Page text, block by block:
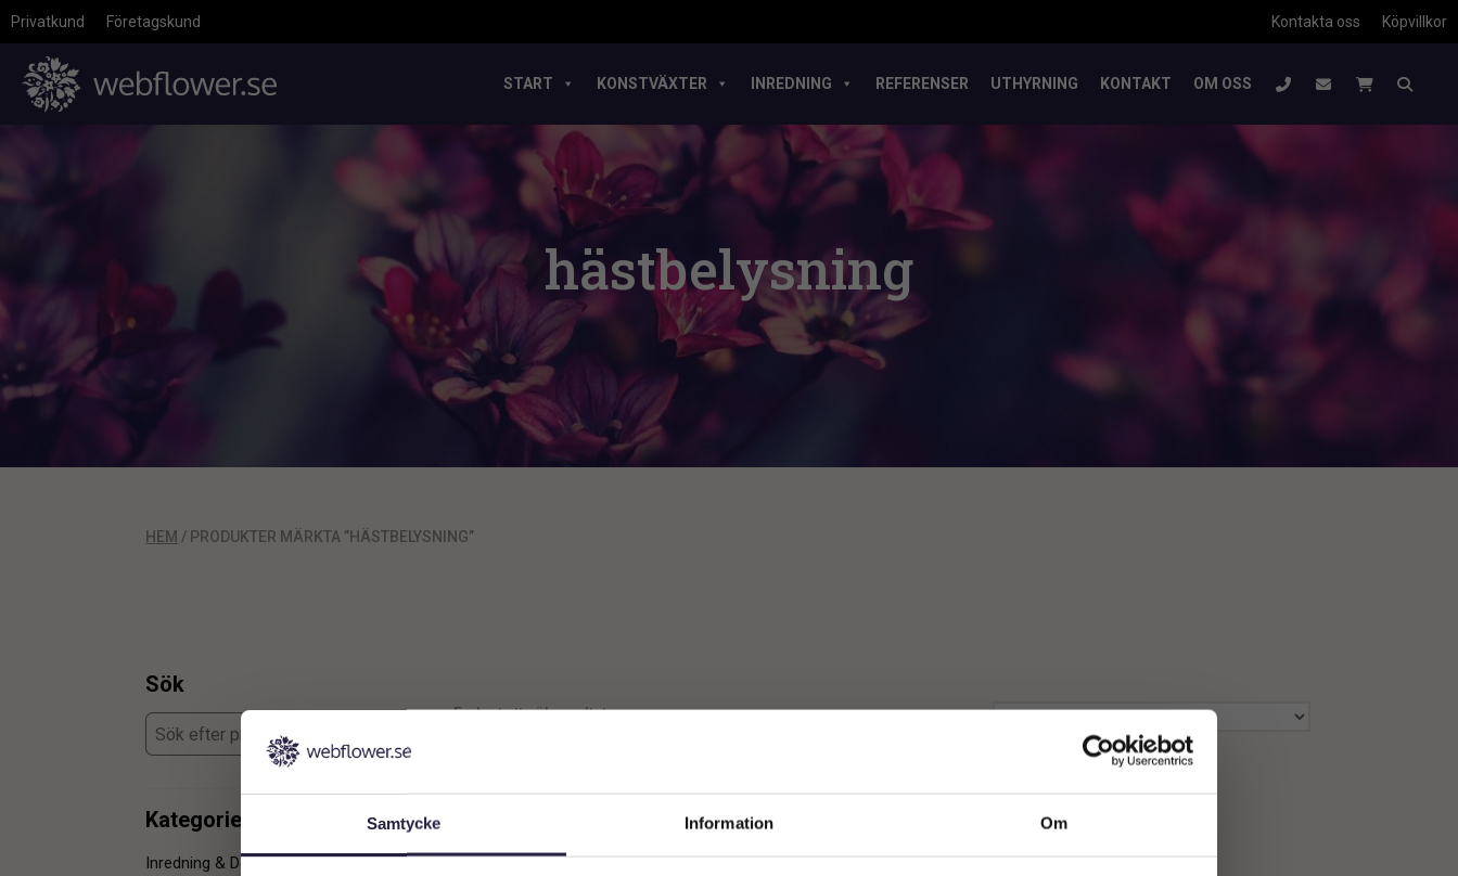
Samtycke Information Om
Privatkund Företagskund Köpvillkor
Kontakta oss
START KONSTVÄXTER INREDNING REFERENSER UTHYRNING KONTAKT OM OSS
hästbelysning
HEM / PRODUKTER MÄRKTA ”HÄSTBELYSNING”
Sök
Kategorier
Inredning & Dekoration 1
Endast ett sökresultat
Välkommen till Webflower